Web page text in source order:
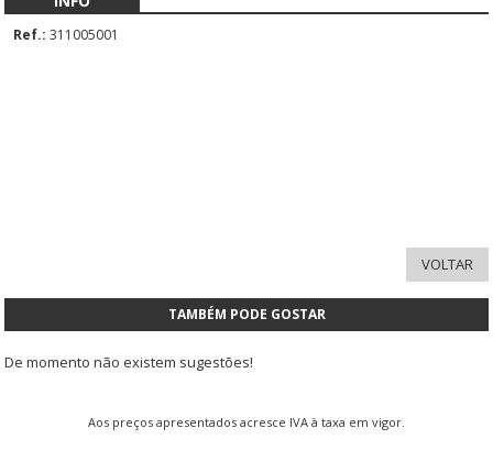
Ref.: 311005001
TAMBÉM PODE GOSTAR
De momento não existem sugestões!
Aos preços apresentados acresce IVA à taxa em vigor.